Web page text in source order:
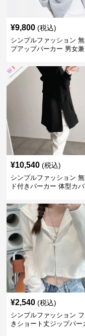
¥9,800 (税込)
シンプルファッション
プアップパーカー 男女
¥10,540 (税込)
シンプルファッション
ド付きパーカー 体型カ
¥2,540 (税込)
シンプルファッション
きショート丈ジップパー